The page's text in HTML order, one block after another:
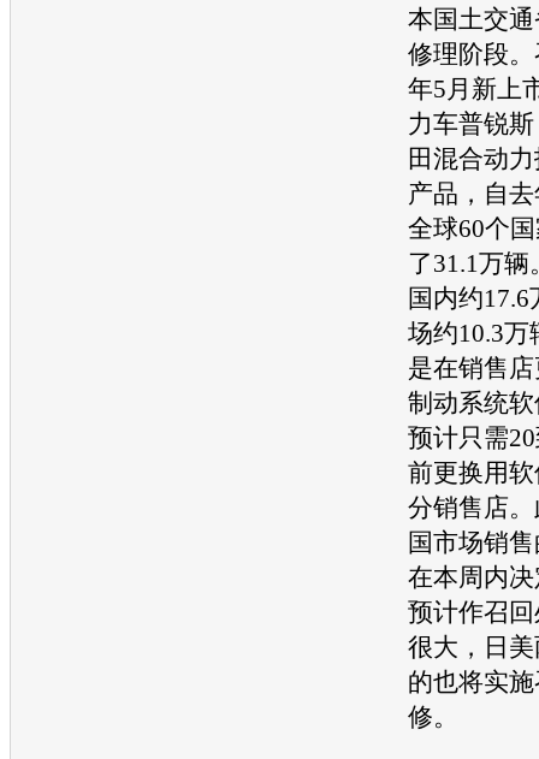
本国土交通
修理阶段。
年5月新上
力车普锐斯
田混合动
产品，自
全球60个
了31.1万
国内约
场约10.3万
是在销售
制动系统
预计只需
前更换用
分销售店
国市场销
在本周内
预计作召回
很大，日
的也将实施
修。